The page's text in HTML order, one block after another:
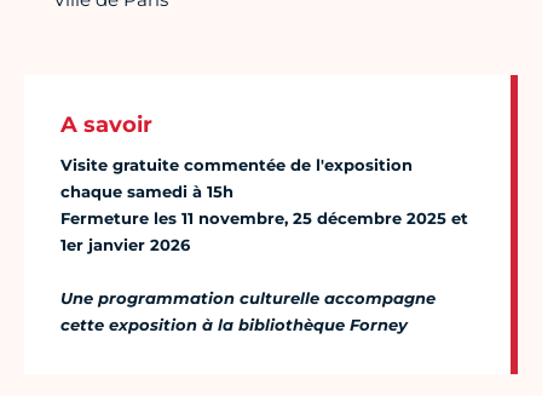
A savoir
Visite gratuite commentée de l'exposition
chaque samedi à 15h
Fermeture les 11 novembre, 25 décembre 2025 et
1er janvier 2026
Une programmation culturelle accompagne
cette exposition à la bibliothèque Forney